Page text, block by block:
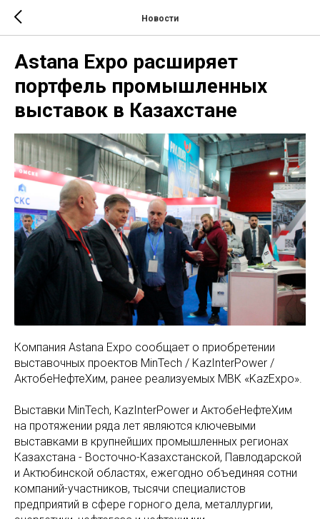
Новости
Astana Expo расширяет
портфель промышленных
выставок в Казахстане
Компания Astana Expo сообщает о приобретении
выставочных проектов MinTech / KazInterPower /
АктобеНефтеХим, ранее реализуемых МВК «KazExpo».
Выставки MinTech, KazInterPower и АктобеНефтеХим
на протяжении ряда лет являются ключевыми
выставками в крупнейших промышленных регионах
Казахстана - Восточно-Казахстанской, Павлодарской
и Актюбинской областях, ежегодно объединяя сотни
компаний-участников, тысячи специалистов
предприятий в сфере горного дела, металлургии,